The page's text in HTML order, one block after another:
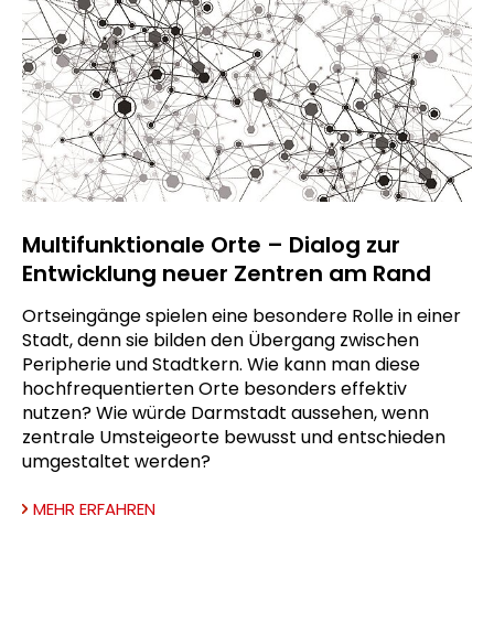
Multifunktionale Orte – Dialog zur
Entwicklung neuer Zentren am Rand
Ortseingänge spielen eine besondere Rolle in einer
Stadt, denn sie bilden den Übergang zwischen
Peripherie und Stadtkern. Wie kann man diese
hochfrequentierten Orte besonders effektiv
nutzen? Wie würde Darmstadt aussehen, wenn
zentrale Umsteigeorte bewusst und entschieden
umgestaltet werden?
MEHR ERFAHREN